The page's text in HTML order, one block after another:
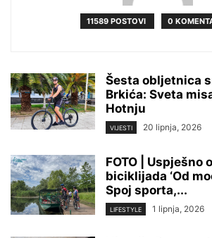
11589 POSTOVI 0
Šesta obljetnica
Brkića: Sveta
Hotnju
VIJESTI 20 lipnja, 2026
FOTO | Uspješno
biciklijada ‘Od
Spoj sporta,...
LIFESTYLE 1 lipnja, 2026